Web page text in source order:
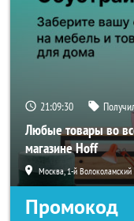
21:09:28
Любые товары во
магазине Hoff
Москва, 1-й Волоколамский
Промокод